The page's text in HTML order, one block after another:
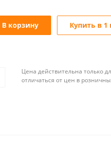
В корзину Купить в 1
Цена действительна только
отличаться от цен в